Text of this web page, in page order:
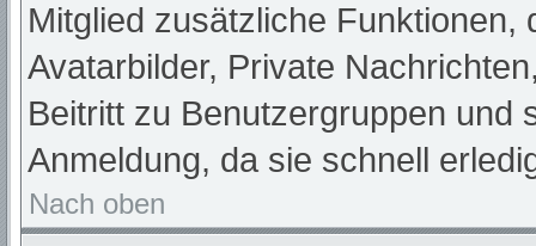
Mitglied zusätzliche
Avatarbilder, Private
Beitritt zu Benutzergruppen und
Anmeldung, da sie schnell
Nach oben